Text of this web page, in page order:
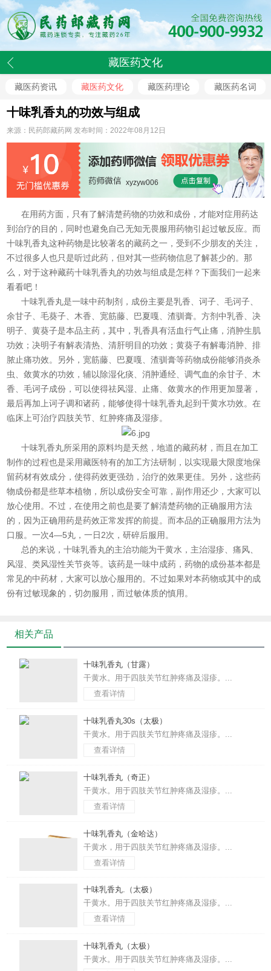
藏医药文化
藏医药资讯 藏医药文化 藏医药理论 藏医药名词
十味乳香丸的功效与组成
来源：民药郎藏药网 发布时间：2022年08月12日
xyzyw006
在用药方面，只有了解清楚药物的功效和成份，才能对症用药达
到治疗的目的，同时也避免自己无知无畏服用药物引起过敏反应。而
十味乳香丸这种药物是比较著名的藏药之一，受到不少朋友的关注，
不过很多人也只是听过此药，但对其一些药物信息了解甚少的。那
么，对于这种藏药十味乳香丸的功效与组成是怎样？下面我们一起来
看看吧！
十味乳香丸是一味中药制剂，成份主要是乳香、诃子、毛诃子、
余甘子、毛葵子、木香、宽筋藤、巴夏嘎、渣驯膏。方剂中乳香、决
明子、黄葵子是本品主药，其中，乳香具有活血行气止痛，消肿生肌
功效；决明子有解表清热、清肝明目的功效；黄葵子有解毒消肿、排
脓止痛功效。另外，宽筋藤、巴夏嘎、渣驯膏等药物成份能够消炎杀
虫、敛黄水的功效，辅以除湿化痰、消肿通经、调气血的余甘子、木
香、毛诃子成份，可以使得祛风湿、止痛、敛黄水的作用更加显著，
最后再加上诃子调和诸药，能够使得十味乳香丸起到干黄水功效。在
临床上可治疗四肢关节、红肿疼痛及湿疹。
十味乳香丸所采用的原料均是天然，地道的藏药材，而且在加工
制作的过程也是采用藏医特有的加工方法研制，以实现最大限度地保
留药材有效成分，使得药效更强劲，治疗的效果更佳。另外，这些药
物成份都是些草本植物，所以成份安全可靠，副作用还少，大家可以
放心使用。不过，在使用之前也是要了解清楚药物的正确服用方法
的，因为正确用药是药效正常发挥的前提。而本品的正确服用方法为
口服。一次4—5丸，一日2次，研碎后服用。
总的来说，十味乳香丸的主治功能为干黄水，主治湿疹、痛风、
风湿、类风湿性关节炎等。该药是一味中成药，药物的成份基本都是
常见的中药材，大家可以放心服用的。不过如果对本药物或其中的成
份有过敏现象的，切勿服用，而过敏体质的慎用。
相关产品
十味乳香丸（甘露）
干黄水。用于四肢关节红肿疼痛及湿疹。...
查看详情
十味乳香丸30s（太极）
干黄水。用于四肢关节红肿疼痛及湿疹。...
查看详情
十味乳香丸（奇正）
干黄水。用于四肢关节红肿疼痛及湿疹。...
查看详情
十味乳香丸（金哈达）
干黄水，用于四肢关节红肿疼痛及湿疹。...
查看详情
十味乳香丸.（太极）
干黄水。用于四肢关节红肿疼痛及湿疹。...
查看详情
十味乳香丸（太极）
干黄水。用于四肢关节红肿疼痛及湿疹。...